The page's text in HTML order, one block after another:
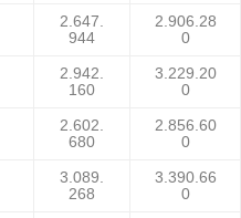
2.647.
944
2.906.28
0
2.942.
160
3.229.20
0
2.602.
680
2.856.60
0
3.089.
268
3.390.66
0